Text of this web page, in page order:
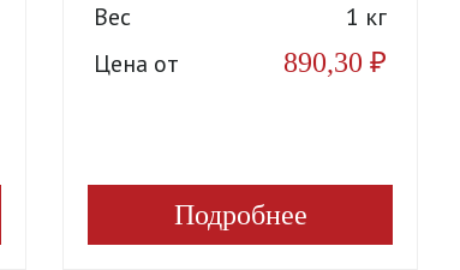
Вес
1 кг
Цена от
890,30 ₽
Подробнее